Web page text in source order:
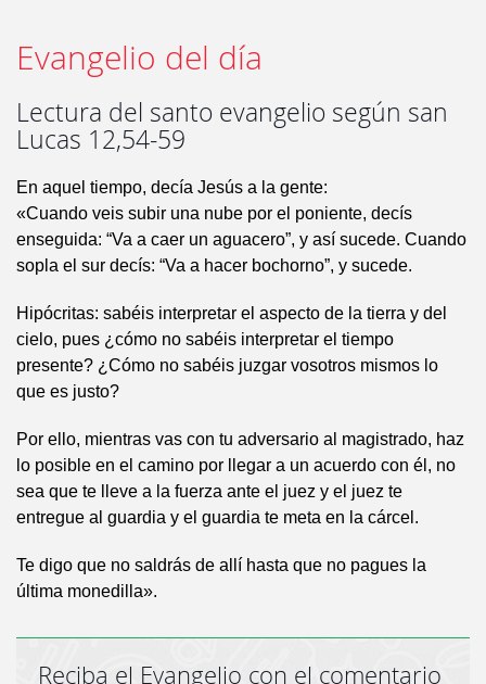
Evangelio del día
Lectura del santo evangelio según san
Lucas 12,54-59
En aquel tiempo, decía Jesús a la gente:
«Cuando veis subir una nube por el poniente, decís
enseguida: “Va a caer un aguacero”, y así sucede. Cuando
sopla el sur decís: “Va a hacer bochorno”, y sucede.
Hipócritas: sabéis interpretar el aspecto de la tierra y del
cielo, pues ¿cómo no sabéis interpretar el tiempo
presente? ¿Cómo no sabéis juzgar vosotros mismos lo
que es justo?
Por ello, mientras vas con tu adversario al magistrado, haz
lo posible en el camino por llegar a un acuerdo con él, no
sea que te lleve a la fuerza ante el juez y el juez te
entregue al guardia y el guardia te meta en la cárcel.
Te digo que no saldrás de allí hasta que no pagues la
última monedilla».
Reciba el Evangelio con el comentario